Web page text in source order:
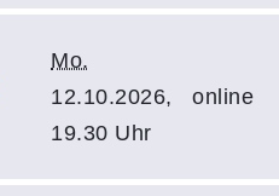
Mo.
12.10.2026,
19.30 Uhr
online